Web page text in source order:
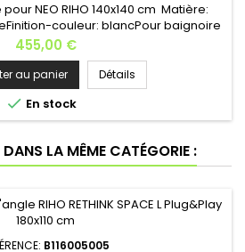
NEO RIHO 140x140 cm Matière:
couleur: blancPour baignoire
tablier d’angle gauche ou
Hauteur: 57 cmPoids: 9 kg Kit de
gratuit si achat avec la baignoire*
européenne.
Prix
455,00 €
au panier Détails
 En stock
LA MÊME CATÉGORIE :
B116005005